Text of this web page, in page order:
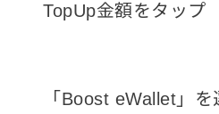
TopUp金額をタップ
「Boost eWallet」